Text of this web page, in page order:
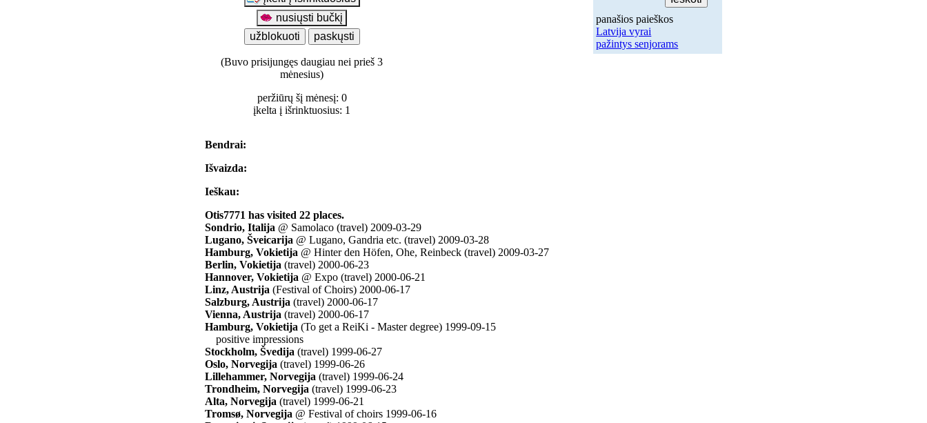
(Buvo prisijungęs daugiau nei prieš 3
mėnesius)
peržiūrų šį mėnesį: 0
įkelta į išrinktuosius: 1
Bendrai:
Išvaizda:
Ieškau:
Otis7771 has visited 22 places.
Sondrio, Italija @ Samolaco (travel) 2009-03-29
Lugano, Šveicarija @ Lugano, Gandria etc. (travel) 2009-03-28
Hamburg, Vokietija @ Hinter den Höfen, Ohe, Reinbeck (travel) 2009-03-27
Berlin, Vokietija (travel) 2000-06-23
Hannover, Vokietija @ Expo (travel) 2000-06-21
Linz, Austrija (Festival of Choirs) 2000-06-17
Salzburg, Austrija (travel) 2000-06-17
Vienna, Austrija (travel) 2000-06-17
Hamburg, Vokietija (To get a ReiKi - Master degree) 1999-09-15
positive impressions
Stockholm, Švedija (travel) 1999-06-27
Oslo, Norvegija (travel) 1999-06-26
Lillehammer, Norvegija (travel) 1999-06-24
Trondheim, Norvegija (travel) 1999-06-23
Alta, Norvegija (travel) 1999-06-21
Tromsø, Norvegija @ Festival of choirs 1999-06-16
panašios paieškos
Latvija vyrai
pažintys senjorams